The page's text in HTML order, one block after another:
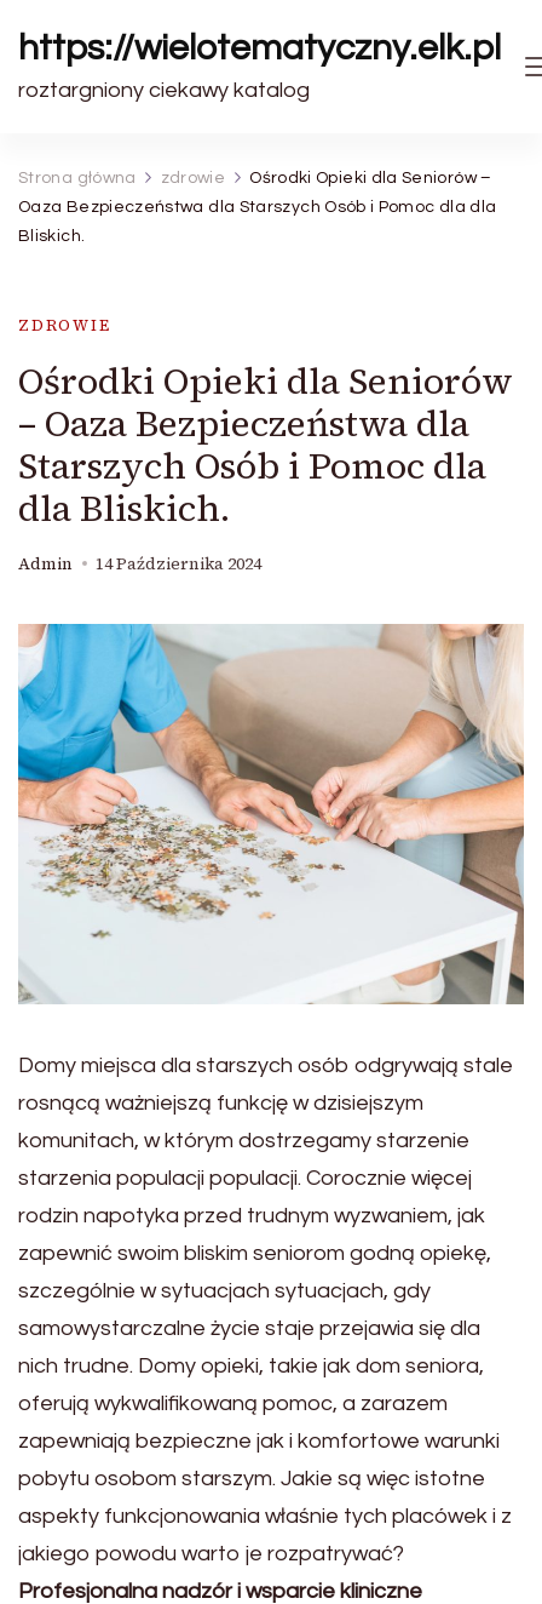
https://wielotematyczny.elk.pl
roztargniony ciekawy katalog
Strona główna zdrowie
Ośrodki Opieki dla Seniorów –
Oaza Bezpieczeństwa dla Starszych Osób i Pomoc dla dla
Bliskich.
ZDROWIE
Ośrodki Opieki dla Seniorów
– Oaza Bezpieczeństwa dla
Starszych Osób i Pomoc dla
dla Bliskich.
Admin 14 Października 2024
Domy miejsca dla starszych osób odgrywają stale
rosnącą ważniejszą funkcję w dzisiejszym
komunitach, w którym dostrzegamy starzenie
starzenia populacji populacji. Corocznie więcej
rodzin napotyka przed trudnym wyzwaniem, jak
zapewnić swoim bliskim seniorom godną opiekę,
szczególnie w sytuacjach sytuacjach, gdy
samowystarczalne życie staje przejawia się dla
nich trudne. Domy opieki, takie jak dom seniora,
oferują wykwalifikowaną pomoc, a zarazem
zapewniają bezpieczne jak i komfortowe warunki
pobytu osobom starszym. Jakie są więc istotne
aspekty funkcjonowania właśnie tych placówek i z
jakiego powodu warto je rozpatrywać?
Profesjonalna nadzór i wsparcie kliniczne